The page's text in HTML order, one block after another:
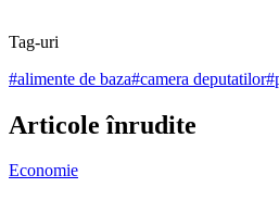
Tag-uri
#alimente de baza#camera deputatilor#
Articole înrudite
Economie